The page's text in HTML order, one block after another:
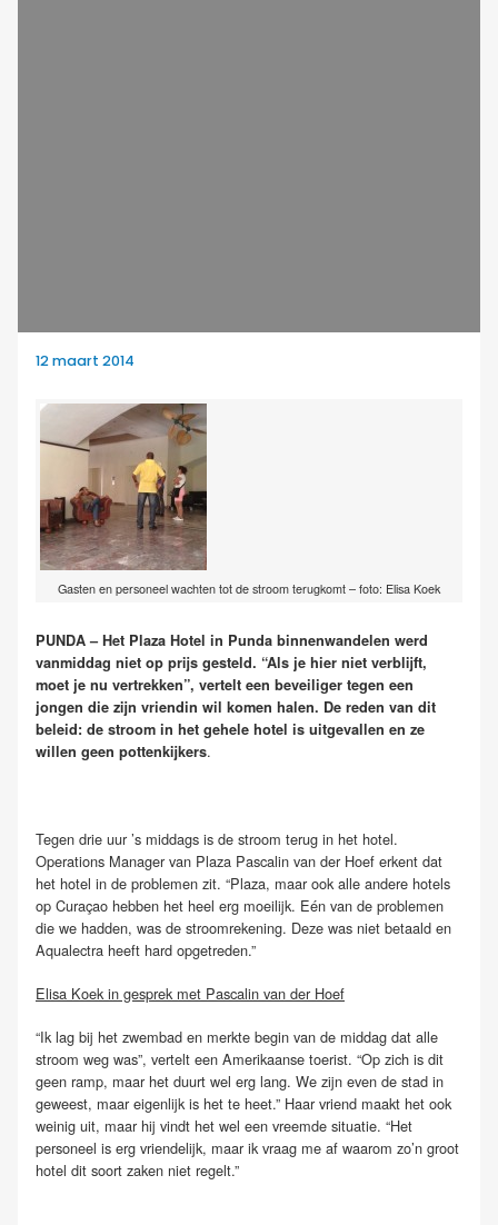
12 maart 2014
Gasten en personeel wachten tot de stroom terugkomt – foto: Elisa Koek
PUNDA – Het Plaza Hotel in Punda binnenwandelen werd
vanmiddag niet op prijs gesteld. “Als je hier niet verblijft,
moet je nu vertrekken”, vertelt een beveiliger tegen een
jongen die zijn vriendin wil komen halen. De reden van dit
beleid: de stroom in het gehele hotel is uitgevallen en ze
willen geen pottenkijkers.
Tegen drie uur ’s middags is de stroom terug in het hotel.
Operations Manager van Plaza Pascalin van der Hoef erkent dat
het hotel in de problemen zit. “Plaza, maar ook alle andere hotels
op Curaçao hebben het heel erg moeilijk. Eén van de problemen
die we hadden, was de stroomrekening. Deze was niet betaald en
Aqualectra heeft hard opgetreden.”
Elisa Koek in gesprek met Pascalin van der Hoef
“Ik lag bij het zwembad en merkte begin van de middag dat alle
stroom weg was”, vertelt een Amerikaanse toerist. “Op zich is dit
geen ramp, maar het duurt wel erg lang. We zijn even de stad in
geweest, maar eigenlijk is het te heet.” Haar vriend maakt het ook
weinig uit, maar hij vindt het wel een vreemde situatie. “Het
personeel is erg vriendelijk, maar ik vraag me af waarom zo’n groot
hotel dit soort zaken niet regelt.”